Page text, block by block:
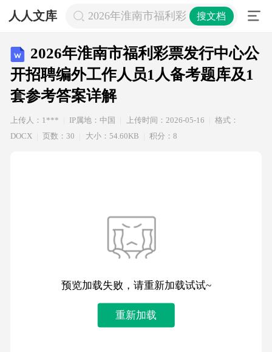
人人文库 2026年淮南市福利彩票发行中心公开
搜文档
2026年淮南市福利彩票发行中心公
开招聘编外工作人员1人备考题库及1
套参考答案详解
上传人：1*** IP属地：中国 上传时间：2026-05-16
格式：
DOCX
页数：30 大小：54.60KB 积分：8
预览加载失败，请重新加载试试~
重新加载